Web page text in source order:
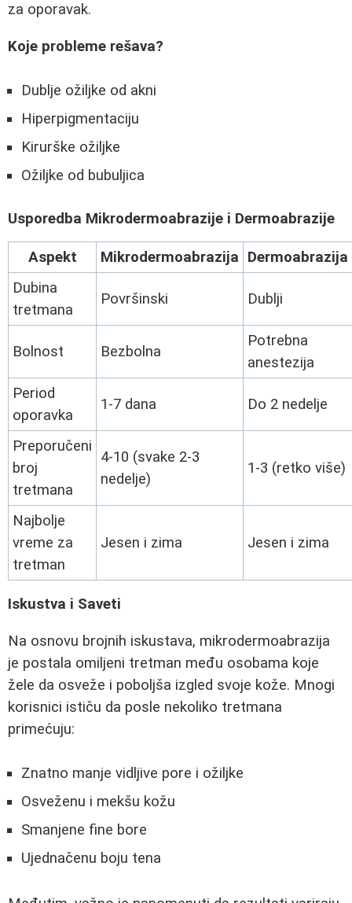
za oporavak.
Koje probleme rešava?
Dublje ožiljke od akni
Hiperpigmentaciju
Kirurške ožiljke
Ožiljke od bubuljica
Usporedba Mikrodermoabrazije i Dermoabrazije
Aspekt Mikrodermoabrazija Dermoabrazija
Dubina
tretmana
Površinski Dublji
Bolnost Bezbolna
Potrebna
anestezija
Period
oporavka
1-7 dana Do 2 nedelje
Preporučeni
broj
tretmana
4-10 (svake 2-3
nedelje)
1-3 (retko više)
Najbolje
vreme za
tretman
Jesen i zima Jesen i zima
Iskustva i Saveti
Na osnovu brojnih iskustava, mikrodermoabrazija
je postala omiljeni tretman među osobama koje
žele da osveže i poboljša izgled svoje kože. Mnogi
korisnici ističu da posle nekoliko tretmana
primećuju:
Znatno manje vidljive pore i ožiljke
Osveženu i mekšu kožu
Smanjene fine bore
Ujednačenu boju tena